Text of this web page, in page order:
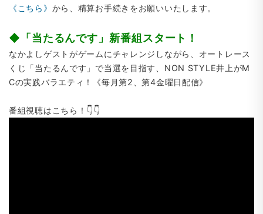
《こちら》 から、精算お手続きをお願いいたします。
◆「当たるんです」新番組スタート！
なかよしゲストがゲームにチャレンジしながら、オートレース
くじ「当たるんです」で当選を目指す、NON STYLE井上がM
Cの実践バラエティ！《毎月第2、第4金曜日配信》
番組視聴はこちら！👇👇